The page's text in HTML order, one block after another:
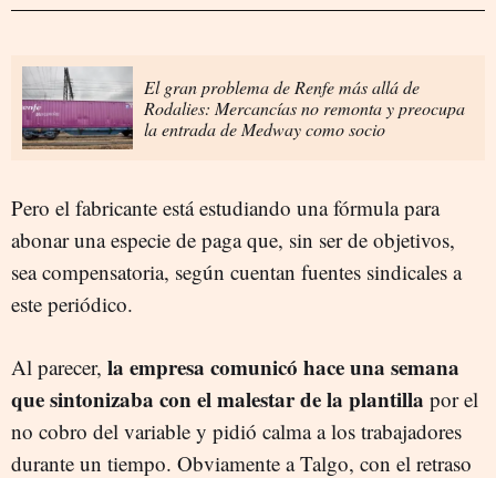
El gran problema de Renfe más allá de
Rodalies: Mercancías no remonta y preocupa
la entrada de Medway como socio
Pero el fabricante está estudiando una fórmula para
abonar una especie de paga que, sin ser de objetivos,
sea compensatoria, según cuentan fuentes sindicales a
este periódico.
Al parecer, la empresa comunicó hace una semana
que sintonizaba con el malestar de la plantilla por el
no cobro del variable y pidió calma a los trabajadores
durante un tiempo. Obviamente a Talgo, con el retraso